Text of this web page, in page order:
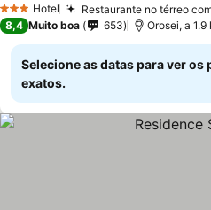
3 EstrelasHotel Restaurante no térreo
8,4 Muito boa 653 Orosei, a
Selecione as datas para ver os
exatos.